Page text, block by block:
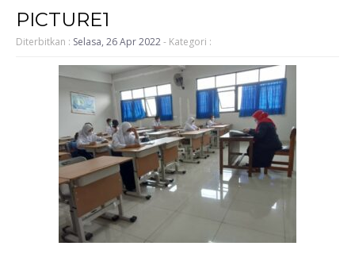
PICTURE1
Diterbitkan : Selasa, 26 Apr 2022- Kategori :